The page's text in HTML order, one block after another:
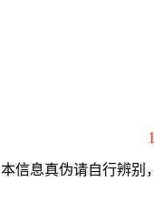
本信息真伪请自行辨别